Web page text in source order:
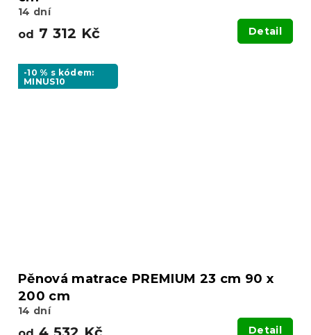
14 dní
od 7 312 Kč Detail
-10 % s kódem:
MINUS10
Pěnová matrace PREMIUM 23 cm 90 x
200 cm
14 dní
Detail